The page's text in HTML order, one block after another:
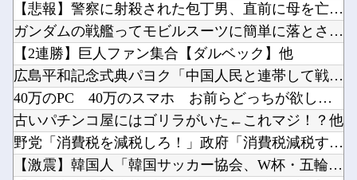
【悲報】警察に射殺された包丁男、直前に母を亡くし精神的ショッ...
ガンダムの戦艦ってモビルスーツに簡単に落とされるけど・・・・...
【2連勝】巨人ファン集合【ダルベック】他
広島平和記念式典パヨク「中国人民と連帯して戦おー！悪政高市を...
40万のPC 40万のスマホ お前らどっちが欲しい？他
古いパチンコ屋にはゴリラがいた←これマジ！？他
野党「消費税を減税しろ！」政府「消費税減税するわｗ」野党「消...
【激震】韓国人「韓国サッカー協会、W杯・五輪で複数回の性接待...